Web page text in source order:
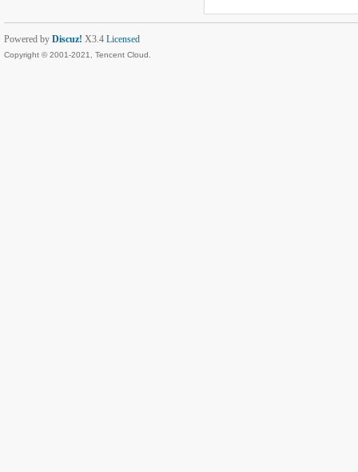
Powered by Discuz! X3.4 Licensed
Copyright © 2001-2021, Tencent Cloud.